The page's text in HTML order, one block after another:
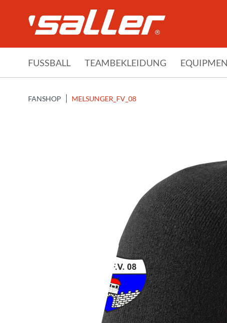
FUSSBALL TEAMBEKLEIDUNG
FANSHOP MELSUNGER_FV_08